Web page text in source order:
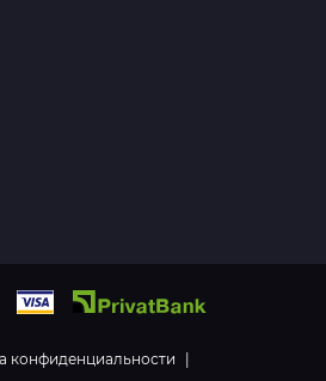
конфиденциальности |